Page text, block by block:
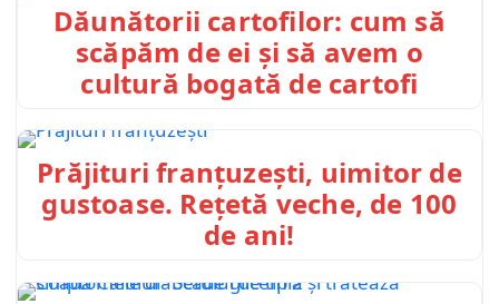
Dăunătorii cartofilor: cum să
scăpăm de ei și să avem o
cultură bogată de cartofi
Prăjituri franțuzești, uimitor de
gustoase. Rețetă veche, de 100
de ani!